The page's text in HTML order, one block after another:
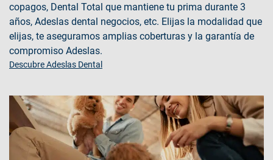
copagos, Dental Total que mantiene tu prima durante 3
años, Adeslas dental negocios, etc. Elijas la modalidad que
elijas, te aseguramos amplias coberturas y la garantía de
compromiso Adeslas.
Descubre Adeslas Dental